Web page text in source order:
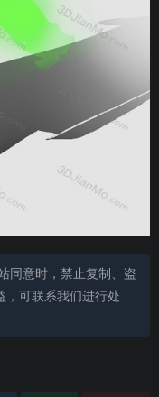
同意时，禁止复制、盗
，可联系我们进行处